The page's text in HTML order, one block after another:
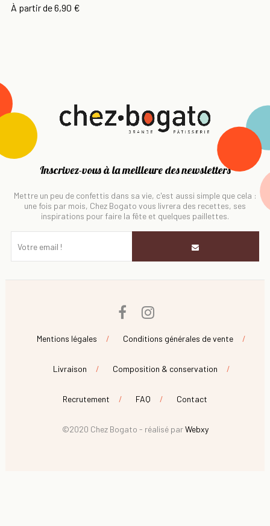
À partir de6,90 €
Inscrivez-vous à la meilleure des newsletters
Mettre un peu de confettis dans sa vie, c'est aussi simple que cela :
une fois par mois, Chez Bogato vous livrera des recettes, ses
inspirations pour faire la fête et quelques paillettes.
Facebook
Mentions légales Conditions générales de vente
Livraison Composition & conservation
Recrutement FAQ Contact
©2020 Chez Bogato - réalisé parWebxy